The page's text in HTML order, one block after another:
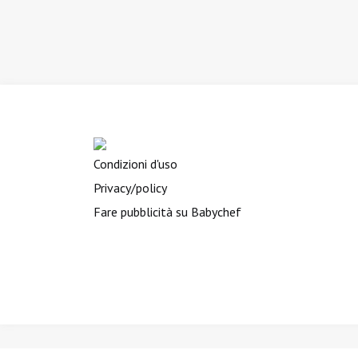
Condizioni d'uso
Privacy/policy
Fare pubblicità su Babychef